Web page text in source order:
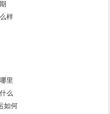
样
里
么
如何